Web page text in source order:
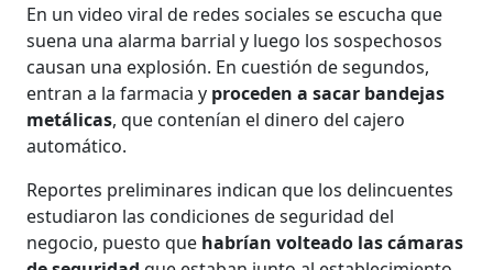
En un video viral de redes sociales se escucha que
suena una alarma barrial y luego los sospechosos
causan una explosión. En cuestión de segundos,
entran a la farmacia y proceden a sacar bandejas
metálicas, que contenían el dinero del cajero
automático.
Reportes preliminares indican que los delincuentes
estudiaron las condiciones de seguridad del
negocio, puesto que habrían volteado las cámaras